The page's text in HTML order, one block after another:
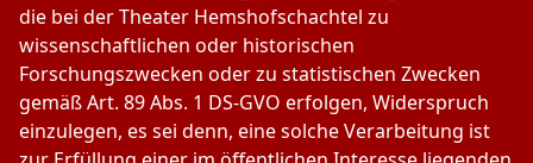
die bei der Theater Hemshofschachtel zu
wissenschaftlichen oder historischen
Forschungszwecken oder zu statistischen Zwecken
gemäß Art. 89 Abs. 1 DS-GVO erfolgen, Widerspruch
einzulegen, es sei denn, eine solche Verarbeitung ist